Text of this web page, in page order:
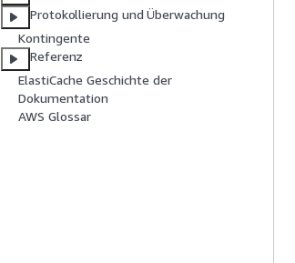
Protokollierung und Überwachung
Kontingente
Referenz
ElastiCache Geschichte der
Dokumentation
AWS Glossar